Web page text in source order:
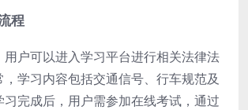
程
户可以进入学习平台进行相关法律法
学习内容包括交通信号、行车规范及
完成后，用户需参加在线考试，通过